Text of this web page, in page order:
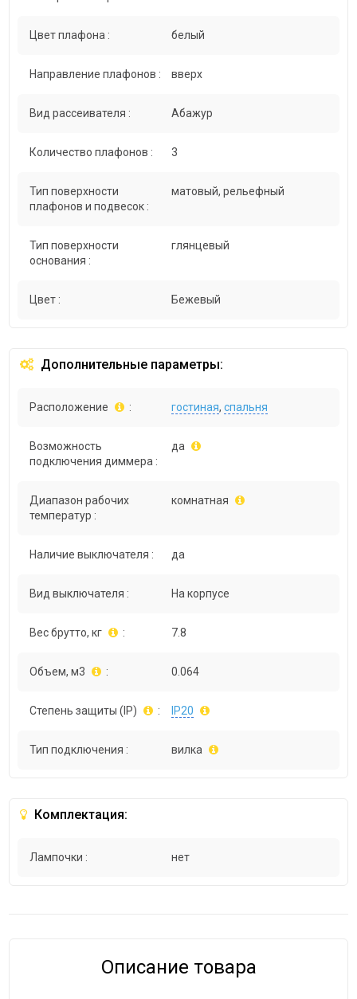
Цвет плафона : белый
Направление плафонов : вверх
Вид рассеивателя : Абажур
Количество плафонов : 3
Тип поверхности
плафонов и подвесок :
матовый, рельефный
Тип поверхности
основания :
глянцевый
Цвет : Бежевый
Дополнительные параметры:
Расположение : гостиная,спальня
Возможность
подключения диммера :
да
Диапазон рабочих
температур :
комнатная
Наличие выключателя : да
Вид выключателя : На корпусе
Вес брутто, кг : 7.8
Объем, м3 : 0.064
Степень защиты (IP) : IP20
Тип подключения : вилка
Комплектация:
Лампочки : нет
Описание товара